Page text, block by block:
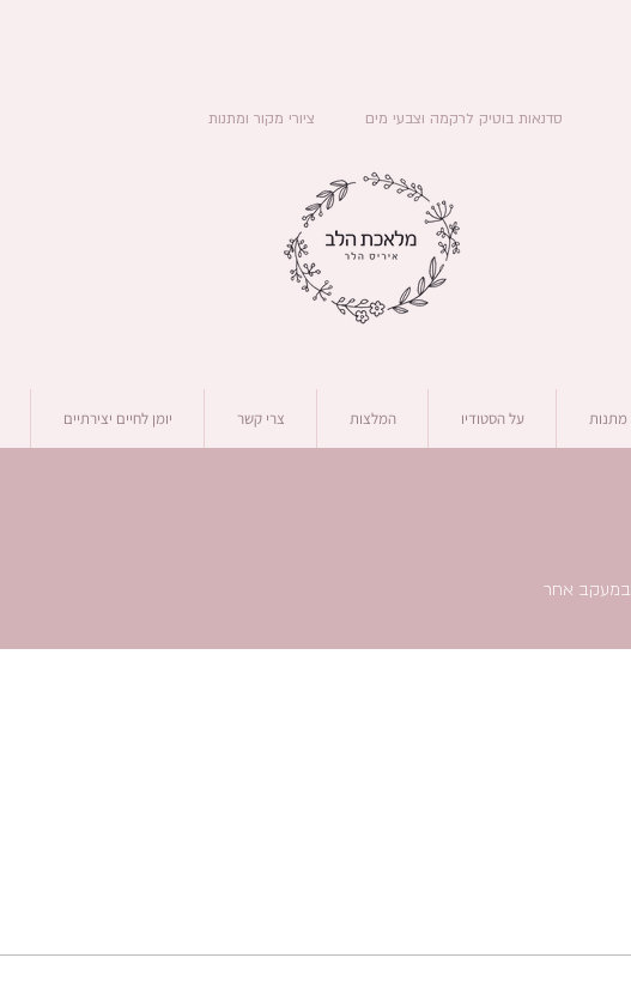
ציורי מקור ומתנות סדנאות בוטיק לרקמה וצבעי מים
מתנות על הסטודיו המלצות צרי קשר יומן לחיים יצירתיים
במעקב אחר